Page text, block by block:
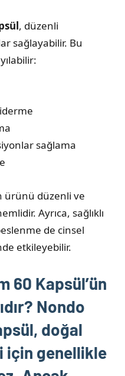
, düzenli
sağlayabilir. Bu
sağlama
ürünü düzenli ve
Ayrıca, sağlıklı
de cinsel
etkileyebilir.
60 Kapsül’ün
Nondo
, doğal
için genellikle